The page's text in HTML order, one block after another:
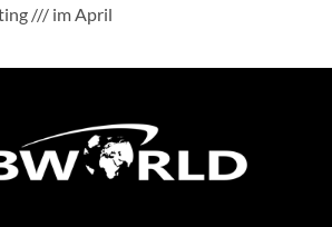
/// im April